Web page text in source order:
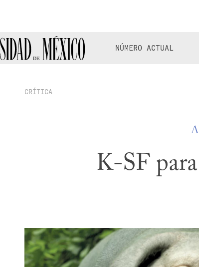
NÚMERO ACTUAL
CRÍTICA
K-SF